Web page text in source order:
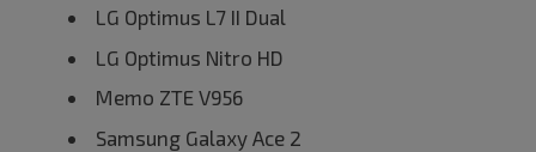
LG Optimus L7 II Dual
LG Optimus Nitro HD
Memo ZTE V956
Samsung Galaxy Ace 2